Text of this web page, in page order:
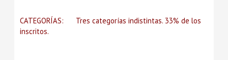
CATEGORÍAS: Tres categorías indistintas. 33% de los
inscritos.